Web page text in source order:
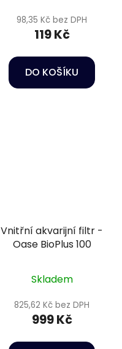
98,35 Kč bez DPH
119 Kč
DO KOŠÍKU
Vnitřní akvarijní filtr -
Oase BioPlus 100
Skladem
825,62 Kč bez DPH
999 Kč